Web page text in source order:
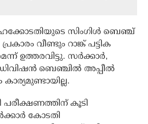
സിംഗിൾ ബെഞ്ച്
വീണ്ടും റാങ്ക് പട്ടിക
ഉത്തരവിട്ടു. സർക്കാർ,
ബെഞ്ചിൽ അപ്പീൽ
പരീക്ഷണത്തിന് കൂടി
കോടതി